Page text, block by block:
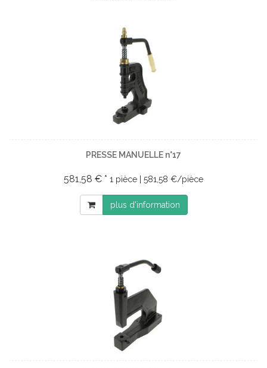
PRESSE MANUELLE n°17
581,58 € * 1 pièce | 581,58 €/pièce
plus d'information